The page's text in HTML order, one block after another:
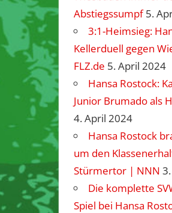
Abstiegssumpf 5.
3:1-Heimsieg:
Kellerduell gegen
FLZ.de 5. April 2024
Hansa Rostock:
Junior Brumado als
4. April 2024
Hansa Rostock
um den
Stürmertor | NNN
Die komplette
Spiel bei Hansa